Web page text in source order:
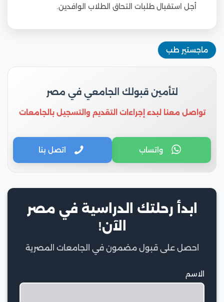
أجل استقبال طلبات التحاق الطلاب الوافدين.
ماجستير طب
لتأمين قبولك الجامعي في مصر
تواصل معنا لبدء إجراءات التقديم والتسجيل بالجامعات
واتساب اتصل بنا
ابدأ رحلتك الدراسية في مصر
الآن!
احصل على قبول مضمون في الجامعات المصرية
الاسم